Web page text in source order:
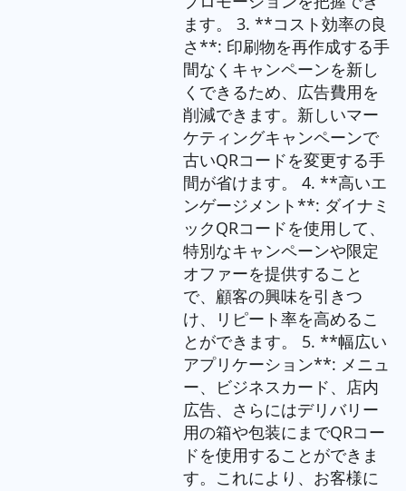
ます。 3. **コスト効率の良
さ**: 印刷物を再作成する手
間なくキャンペーンを新し
くできるため、広告費用を
削減できます。新しいマー
ケティングキャンペーンで
古いQRコードを変更する手
間が省けます。 4. **高いエ
ンゲージメント**: ダイナミ
ックQRコードを使用して、
特別なキャンペーンや限定
オファーを提供すること
で、顧客の興味を引きつ
け、リピート率を高めるこ
とができます。 5. **幅広い
アプリケーション**: メニュ
ー、ビジネスカード、店内
広告、さらにはデリバリー
用の箱や包装にまでQRコー
ドを使用することができま
す。これにより、お客様に